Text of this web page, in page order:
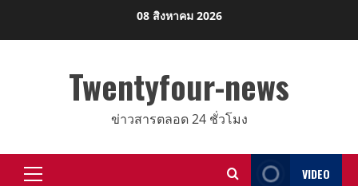
08 สิงหาคม 2026
Twentyfour-news
ข่าวสารตลอด 24 ชั่วโมง
Primary
VIDEO